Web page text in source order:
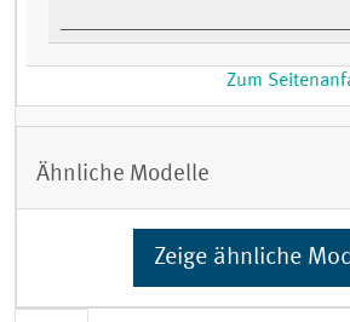
Zum
Ähnliche Modelle
Zeige ähnliche